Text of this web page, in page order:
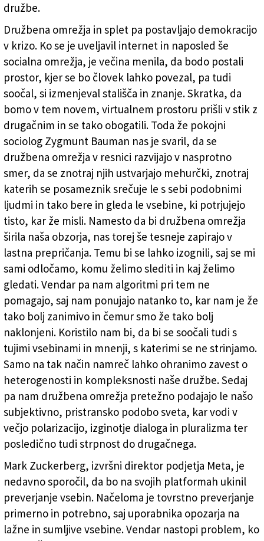
družbe.
Družbena omrežja in splet pa postavljajo demokracijo
v krizo. Ko se je uveljavil internet in naposled še
socialna omrežja, je večina menila, da bodo postali
prostor, kjer se bo človek lahko povezal, pa tudi
soočal, si izmenjeval stališča in znanje. Skratka, da
bomo v tem novem, virtualnem prostoru prišli v stik z
drugačnim in se tako obogatili. Toda že pokojni
sociolog Zygmunt Bauman nas je svaril, da se
družbena omrežja v resnici razvijajo v nasprotno
smer, da se znotraj njih ustvarjajo mehurčki, znotraj
katerih se posameznik srečuje le s sebi podobnimi
ljudmi in tako bere in gleda le vsebine, ki potrjujejo
tisto, kar že misli. Namesto da bi družbena omrežja
širila naša obzorja, nas torej še tesneje zapirajo v
lastna prepričanja. Temu bi se lahko izognili, saj se mi
sami odločamo, komu želimo slediti in kaj želimo
gledati. Vendar pa nam algoritmi pri tem ne
pomagajo, saj nam ponujajo natanko to, kar nam je že
tako bolj zanimivo in čemur smo že tako bolj
naklonjeni. Koristilo nam bi, da bi se soočali tudi s
tujimi vsebinami in mnenji, s katerimi se ne strinjamo.
Samo na tak način namreč lahko ohranimo zavest o
heterogenosti in kompleksnosti naše družbe. Sedaj
pa nam družbena omrežja pretežno podajajo le našo
subjektivno, pristransko podobo sveta, kar vodi v
večjo polarizacijo, izginotje dialoga in pluralizma ter
posledično tudi strpnost do drugačnega.
Mark Zuckerberg, izvršni direktor podjetja Meta, je
nedavno sporočil, da bo na svojih platformah ukinil
preverjanje vsebin. Načeloma je tovrstno preverjanje
primerno in potrebno, saj uporabnika opozarja na
lažne in sumljive vsebine. Vendar nastopi problem, ko